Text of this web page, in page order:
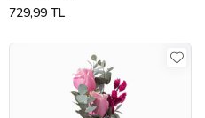
729,99 TL